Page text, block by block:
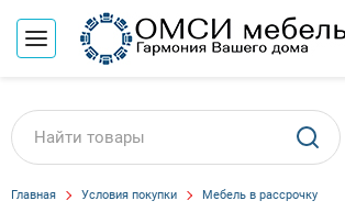
Главная Условия покупки Мебель в рассрочку